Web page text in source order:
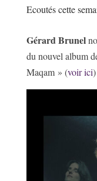
Ecoutés cette
Gérard Brunel
du nouvel album
Maqam » (voir ici)